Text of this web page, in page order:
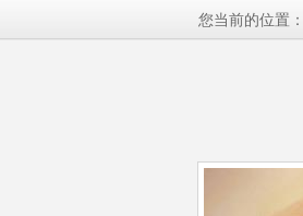
您当前的位置：